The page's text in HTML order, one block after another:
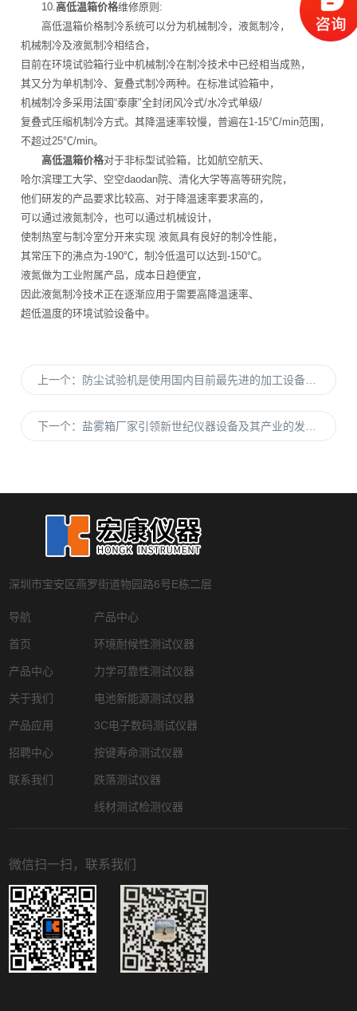
10.高低温箱价格维修原则:
高低温箱价格制冷系统可以分为机械制冷，液氮制冷，
机械制冷及液氮制冷相结合，
目前在环境试验箱行业中机械制冷在制冷技术中已经相当成熟，
其又分为单机制冷、复叠式制冷两种。在标准试验箱中，
机械制冷多采用法国“泰康"全封闭风冷式/水冷式单级/
复叠式压缩机制冷方式。其降温速率较慢，普遍在1-15℃/min范围，
不超过25℃/min。
高低温箱价格对于非标型试验箱，比如航空航天、
哈尔滨理工大学、空空daodan院、清化大学等高等研究院，
他们研发的产品要求比较高、对于降温速率要求高的，
可以通过液氮制冷，也可以通过机械设计，
使制热室与制冷室分开来实现 液氮具有良好的制冷性能，
其常压下的沸点为-190℃，制冷低温可以达到-150℃。
液氮做为工业附属产品，成本日趋便宜，
因此液氮制冷技术正在逐渐应用于需要高降温速率、
超低温度的环境试验设备中。
上一个： 防尘试验机是使用国内目前最先进的加工设备加工成型的
下一个：盐雾箱厂家引领新世纪仪器设备及其产业的发展主流
深圳市宝安区燕罗街道物园路6号E栋二层
导航
首页
产品中心
关于我们
产品应用
招聘中心
联系我们
产品中心
环境耐候性测试仪器
力学可靠性测试仪器
电池新能源测试仪器
3C电子数码测试仪器
按键寿命测试仪器
跌落测试仪器
线材测试检测仪器
微信扫一扫，联系我们